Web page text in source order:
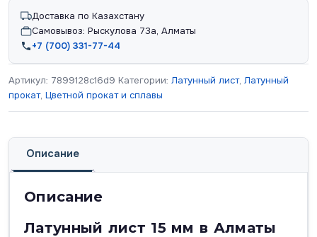
Доставка по Казахстану
Самовывоз: Рыскулова 73а, Алматы
+7 (700) 331-77-44
Артикул: 7899128c16d9 Категории: Латунный лист, Латунный
прокат, Цветной прокат и сплавы
Описание
Описание
Латунный лист 15 мм в Алматы